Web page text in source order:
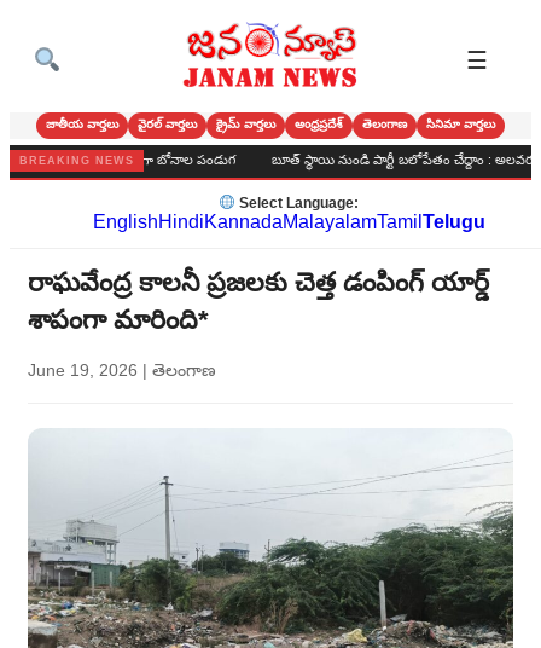
☰
జాతీయ వార్తలు వైరల్ వార్తలు క్రైమ్ వార్తలు ఆంధ్రప్రదేశ్ తెలంగాణ సినిమా వార్తలు
BREAKING NEWS
వైభవంగా బోనాల పండుగ బూత్ స్థాయి నుండి పార్టీ బలోపేతం చేద్దాం : అలవరం బిజెపి
Select Language:
EnglishHindiKannadaMalayalamTamil Telugu
రాఘవేంద్ర కాలనీ ప్రజలకు చెత్త డంపింగ్ యార్డ్
శాపంగా మారింది*
June 19, 2026 | తెలంగాణ